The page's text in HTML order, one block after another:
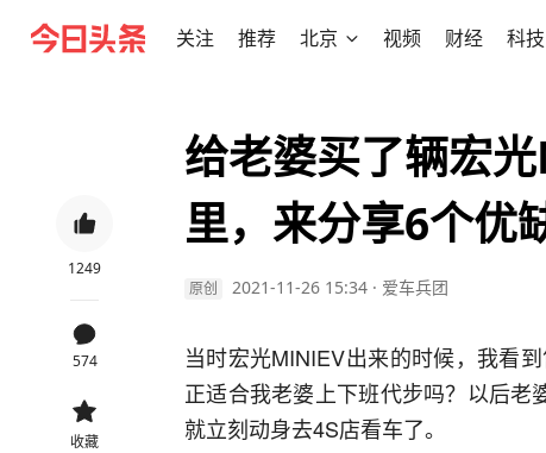
关注 推荐 北京 视频 财经 科技
1249
574
收藏
给老婆买了辆宏
里，来分享6个优
原创 2021-11-26 15:34 · 爱车兵团
当时宏光MINIEV出来的时候，我看
正适合我老婆上下班代步吗？以后老
就立刻动身去4S店看车了。